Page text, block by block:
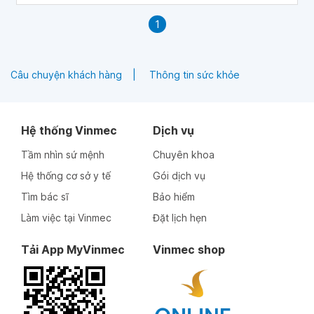
1
Câu chuyện khách hàng Thông tin sức khỏe
Hệ thống Vinmec
Tầm nhìn sứ mệnh
Hệ thống cơ sở y tế
Tìm bác sĩ
Làm việc tại Vinmec
Dịch vụ
Chuyên khoa
Gói dịch vụ
Bảo hiểm
Đặt lịch hẹn
Tải App MyVinmec Vinmec shop